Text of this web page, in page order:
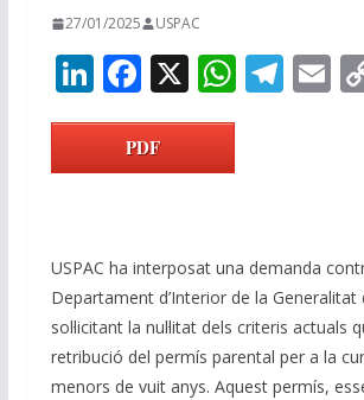
27/01/2025 USPAC
Li
n
k
e
n
F
ac
e
b
o
k
X W
p
p
T
m
E
PDF
USPAC ha interposat una demanda
Departament d’Interior de la Generalitat
sol·licitant la nul·litat dels criteris actuals
retribució del permís parental per a la
menors de vuit anys. Aquest permís,